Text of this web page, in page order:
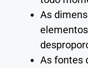
As
As fontes